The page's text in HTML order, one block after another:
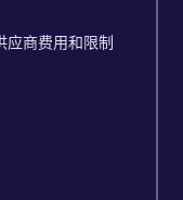
应商费用和限制